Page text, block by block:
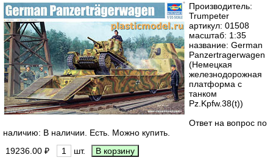
Производитель:
Trumpeter
артикул: 01508
масштаб: 1:35
название: German
Panzertragerwagen
(Немецкая
железнодорожная
платформа с
танком
Pz.Kpfw.38(t))
Ответ на вопрос по
наличию: В наличии. Есть. Можно купить.
19236.00 ₽
шт.